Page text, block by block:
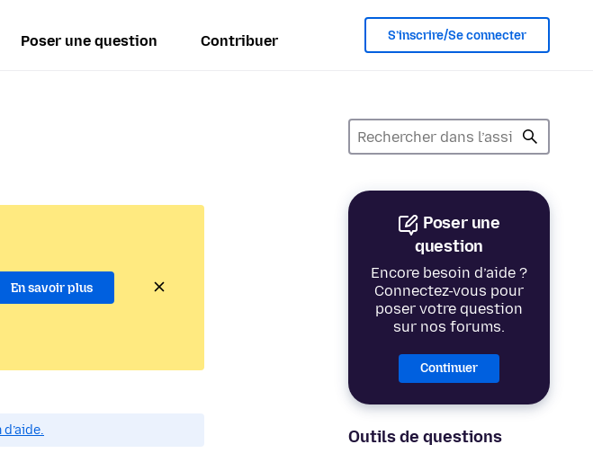
Poser une question Contribuer S’inscrire/Se connecter
Poser une
question
Encore besoin d’aide ?
Connectez-vous pour
poser votre question
sur nos forums.
Continuer
Outils de questions
En savoir plus